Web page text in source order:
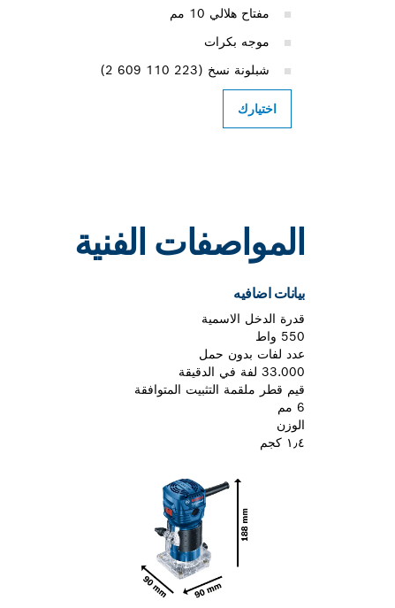
مفتاح هلالي 10 مم
موجه بكرات
شبلونة نسخ (‎2 609 110 223)
اختيارك
المواصفات الفنية
بيانات اضافيه
قدرة الدخل الاسمية
550 واط
عدد لفات بدون حمل
33.000 لفة في الدقيقة
قيم قطر ملقمة التثبيت المتوافقة
6 مم
الوزن
١٫٤ كجم